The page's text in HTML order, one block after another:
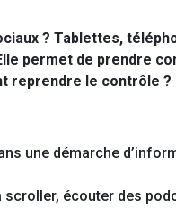
? Tablettes,
permet de prendre
reprendre le contrôle ?
une démarche
écouter des